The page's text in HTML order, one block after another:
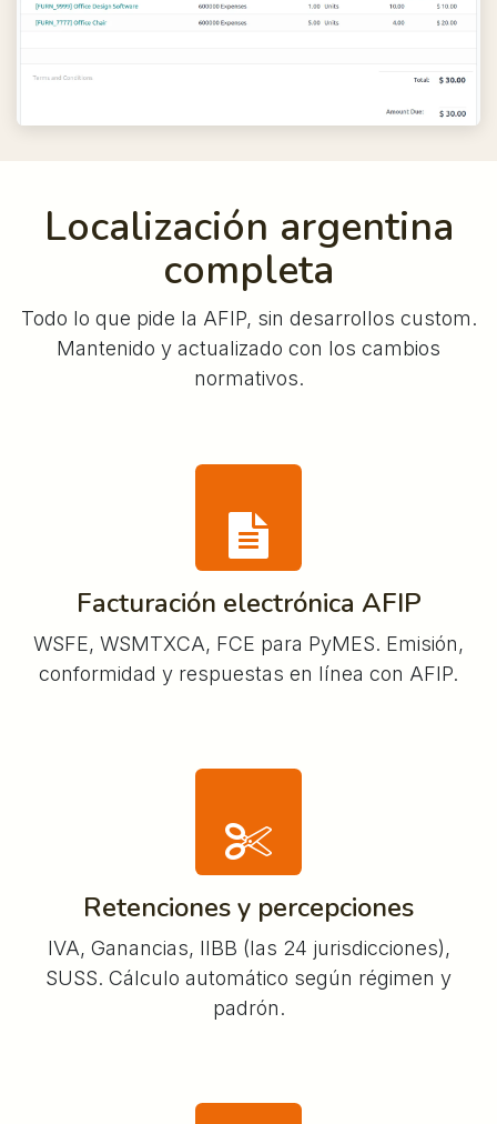
Localización argentina
completa
Todo lo que pide la AFIP, sin desarrollos custom.
Mantenido y actualizado con los cambios
normativos.
Facturación electrónica AFIP
WSFE, WSMTXCA, FCE para PyMES. Emisión,
conformidad y respuestas en línea con AFIP.
Retenciones y percepciones
IVA, Ganancias, IIBB (las 24 jurisdicciones),
SUSS. Cálculo automático según régimen y
padrón.